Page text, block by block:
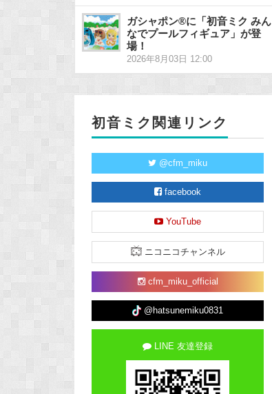
ガシャポン®に「初音ミク みん
なでプールフィギュア」が登
場！
2026年8月03日 12:00
初音ミク関連リンク
@cfm_miku
facebook
YouTube
ニコニコチャンネル
cfm_miku_official
@hatsunemiku0831
LINE 友達登録